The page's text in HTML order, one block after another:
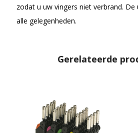
zodat u uw vingers niet verbrand.
alle gelegenheden.
Gerelateerde